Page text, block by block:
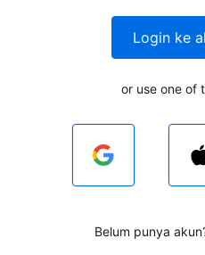
Login ke
or use one of
Belum punya